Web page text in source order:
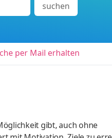
suchen
per Mail erhalten
gibt, auch ohne